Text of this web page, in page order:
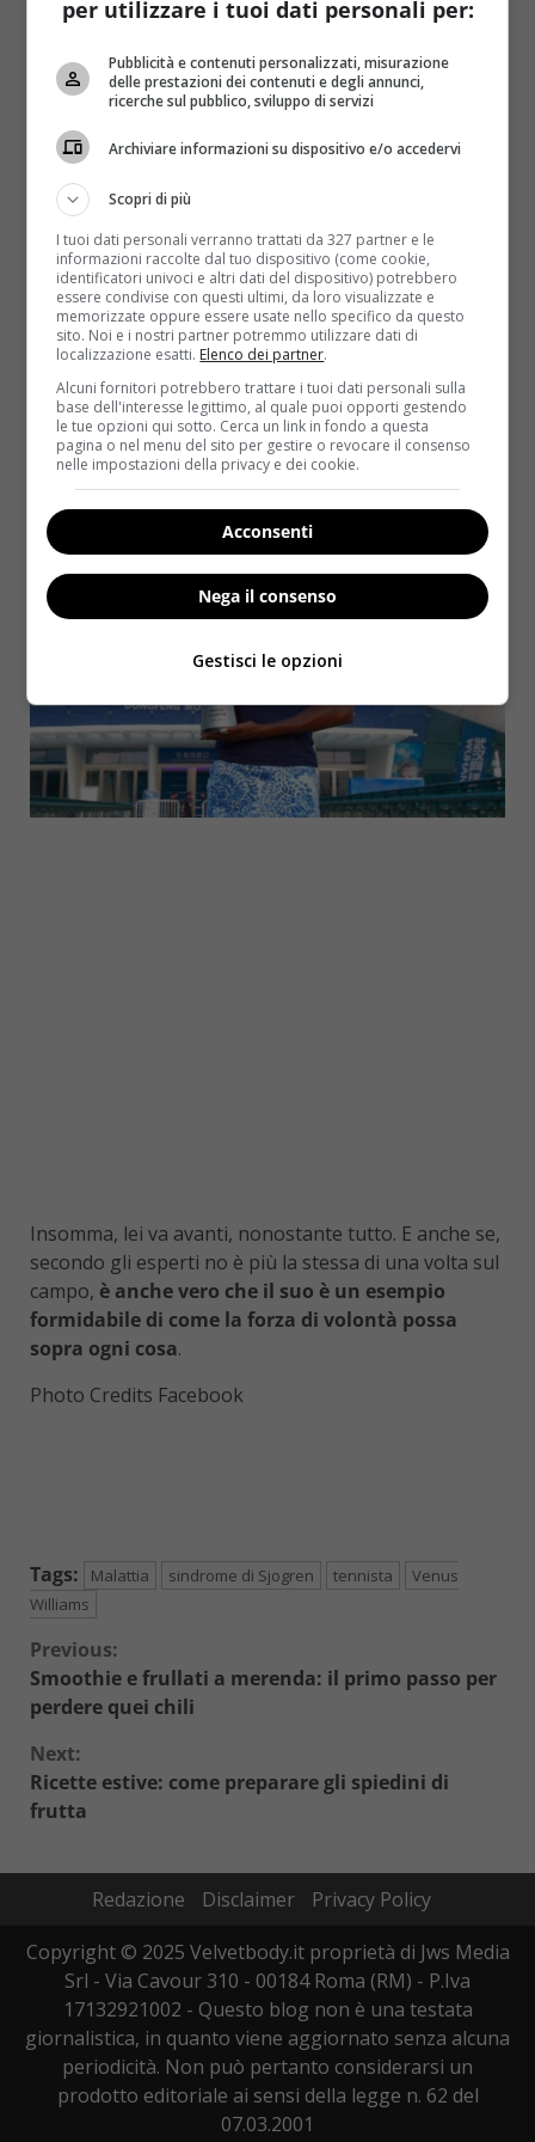
difficili perché nessuno dice cosa devi fare. È una
meglio in modi diversi, quindi nell’alimentazione, nel
riposo, diversi regimi di allenamento. E’ una ricerca
costante, non mollo mai”.
Il problema dell’ex numero 1 al mondo (che nella sua
carriera ha vinto 5 volte Wimbledon e 2 volte gli Us
Open) è una rara patologia infiammatoria, scoperta
nel 1933 dall’oculista svedese che le diede il nome,
origine autoimmunitaria con interessamento di
ghiandole salivari e lacrimali e connettiviti
(artrite reumatoide). “Questo virus autoimmune si è
preso le mie energie – aveva dichiarato qualche
tempo fa la Williams –mi stanca e causa dolori
articolari. Conoscere la diagnosi mi ha
tranquillizzata, ora mi concentrerò sul mio recupero
e il ritorno alle competizioni”.
Insomma, lei va avanti, nonostante tutto. E anche se,
secondo gli esperti no è più la stessa di una volta sul
campo, è anche vero che il suo è un esempio
formidabile di come la forza di volontà possa
sopra ogni cosa.
Photo Credits Facebook
Tags: Malattia sindrome di Sjogren tennista
Venus
Williams
Continue
Reading
Previous:
Smoothie e frullati a merenda: il primo passo per
perdere quei chili
Next:
Ricette estive: come preparare gli spiedini di
frutta
Redazione Disclaimer
Privacy Policy
Copyright © 2025 Velvetbody.it proprietà di Jws Media
Srl - Via Cavour 310 - 00184 Roma (RM) - P.Iva
17132921002 - Questo blog non è una testata
giornalistica, in quanto viene aggiornato senza alcuna
periodicità. Non può pertanto considerarsi un
prodotto editoriale ai sensi della legge n. 62 del
07.03.2001
per utilizzare i tuoi dati personali per:
Pubblicità e contenuti personalizzati, misurazione
delle prestazioni dei contenuti e degli annunci,
ricerche sul pubblico, sviluppo di servizi
Archiviare informazioni su dispositivo e/o accedervi
Scopri di più
I tuoi dati personali verranno trattati da 327 partner e le
informazioni raccolte dal tuo dispositivo (come cookie,
identificatori univoci e altri dati del dispositivo) potrebbero
essere condivise con questi ultimi, da loro visualizzate e
memorizzate oppure essere usate nello specifico da questo
sito. Noi e i nostri partner potremmo utilizzare dati di
localizzazione esatti. Elenco dei partner.
Alcuni fornitori potrebbero trattare i tuoi dati personali sulla
base dell'interesse legittimo, al quale puoi opporti gestendo
le tue opzioni qui sotto. Cerca un link in fondo a questa
pagina o nel menu del sito per gestire o revocare il consenso
nelle impostazioni della privacy e dei cookie.
Acconsenti
Nega il consenso
Gestisci le opzioni